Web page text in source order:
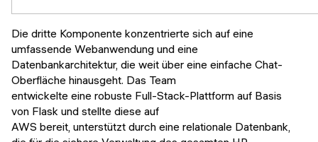
Die dritte Komponente konzentrierte sich auf eine
umfassende Webanwendung und eine
Datenbankarchitektur, die weit über eine einfache Chat-
Oberfläche hinausgeht. Das Team
entwickelte eine robuste Full-Stack-Plattform auf Basis
von Flask und stellte diese auf
AWS bereit, unterstützt durch eine relationale Datenbank,